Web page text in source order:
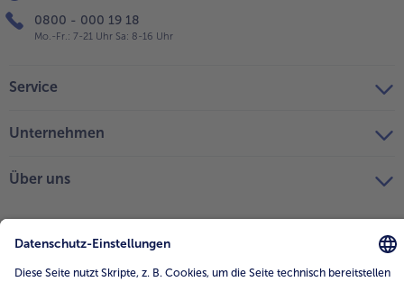
0800 - 000 19 18
Mo.-Fr.: 7-21 Uhr Sa: 8-16 Uhr
Service
Unternehmen
Über uns